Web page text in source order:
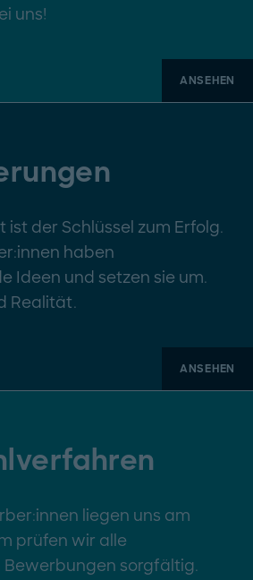
uns!
ANSEHEN
ist der Schlüssel zum Erfolg.
haben
Ideen und setzen sie um.
Realität.
ANSEHEN
liegen uns am
prüfen wir alle
Bewerbungen sorgfältig.